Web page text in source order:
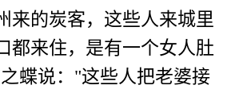
来的炭客，这些人来城里
都来住，是有一个女人肚
蝶说："这些人把老婆接